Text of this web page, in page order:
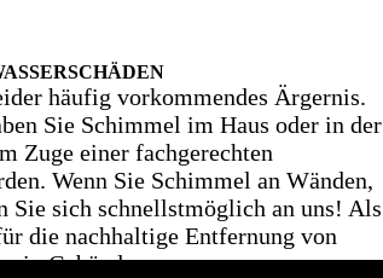
häufig vorkommendes Ärgernis.
Sie Schimmel im Haus oder in der
Zuge einer fachgerechten
Wenn Sie Schimmel an Wänden,
Sie sich schnellstmöglich an uns! Als
die nachhaltige Entfernung von
in Gebäuden.